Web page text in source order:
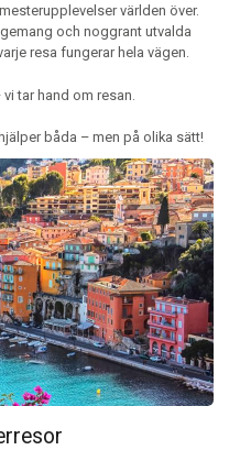
världen över.
och noggrant utvalda
resa fungerar hela vägen.
tar hand om resan.
båda – men på olika sätt!